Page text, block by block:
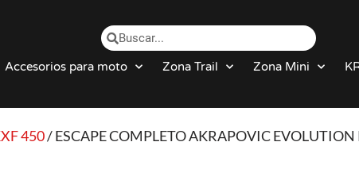
Accesorios para moto Zona Trail Zona Mini
450/ ESCAPE COMPLETO AKRAPOVIC